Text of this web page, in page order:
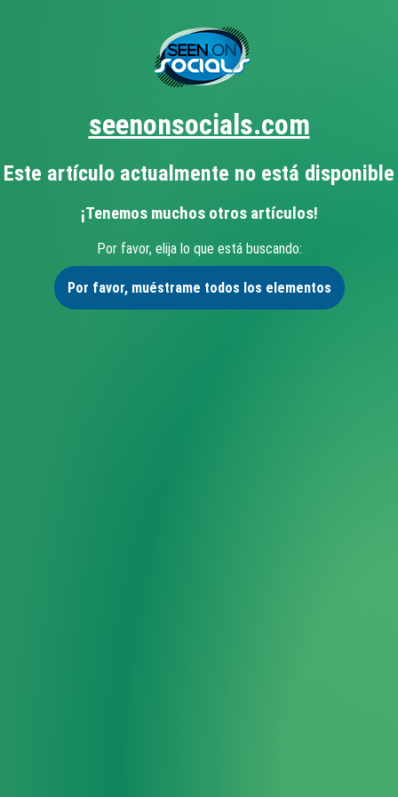
seenonsocials.com
Este artículo actualmente no está disponible
¡Tenemos muchos otros artículos!
Por favor, elija lo que está buscando:
Por favor, muéstrame todos los elementos